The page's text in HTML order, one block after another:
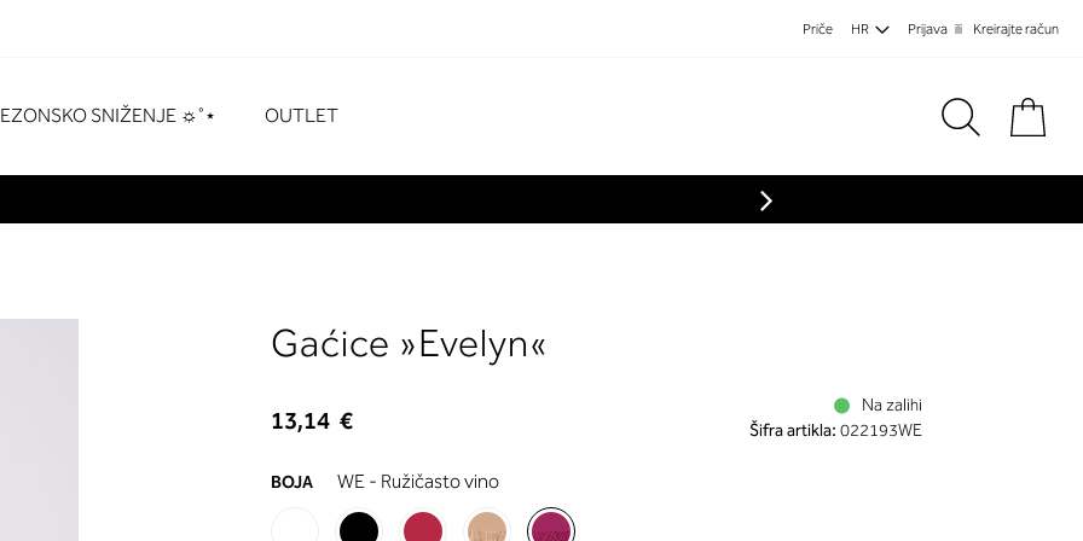
Priče HR Prijava Kreirajte račun
SNIŽENJE ☼˚⋆ OUTLET
Gaćice »Evelyn«
13,14 €
Na zalihi
Šifra artikla: 022193WE
BOJA WE - Ružičasto vino